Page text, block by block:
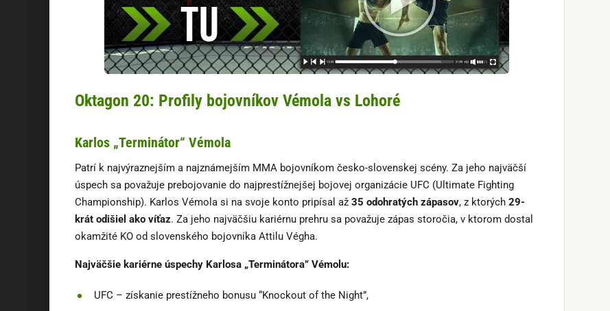
Oktagon 20: Profily bojovníkov Vémola vs Lohoré
Karlos „Terminátor“ Vémola
Patrí k najvýraznejším a najznámejším MMA bojovníkom česko-slovenskej scény. Za jeho najväčší
úspech sa považuje prebojovanie do najprestížnejšej bojovej organizácie UFC (Ultimate Fighting
Championship). Karlos Vémola si na svoje konto pripísal až 35 odohratých zápasov, z ktorých 29-
krát odišiel ako víťaz. Za jeho najväčšiu kariérnu prehru sa považuje zápas storočia, v ktorom dostal
okamžité KO od slovenského bojovníka Attilu Végha.
Najväčšie kariérne úspechy Karlosa „Terminátora” Vémolu:
UFC – získanie prestížneho bonusu “Knockout of the Night”,